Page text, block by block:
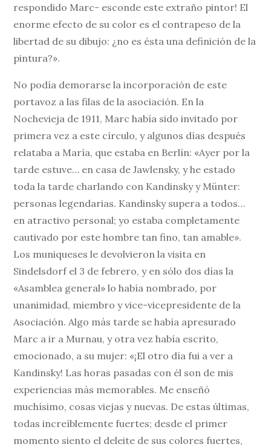
respondido Marc- esconde este extraño pintor! El
enorme efecto de su color es el contrapeso de la
libertad de su dibujo: ¿no es ésta una definición de la
pintura?».
No podía demorarse la incorporación de este
portavoz a las filas de la asociación. En la
Nochevieja de 1911, Marc había sido invitado por
primera vez a este círculo, y algunos días después
relataba a María, que estaba en Berlín: «Ayer por la
tarde estuve… en casa de Jawlensky, y he estado
toda la tarde charlando con Kandinsky y Münter:
personas legendarias. Kandinsky supera a todos…
en atractivo personal; yo estaba completamente
cautivado por este hombre tan fino, tan amable».
Los muniqueses le devolvieron la visita en
Sindelsdorf el 3 de febrero, y en sólo dos días la
«Asamblea general» lo había nombrado, por
unanimidad, miembro y vice-vicepresidente de la
Asociación. Algo más tarde se había apresurado
Marc a ir a Murnau, y otra vez había escrito,
emocionado, a su mujer: «¡El otro día fui a ver a
Kandinsky! Las horas pasadas con él son de mis
experiencias más memorables. Me enseñó
muchísimo, cosas viejas y nuevas. De estas últimas,
todas increíblemente fuertes; desde el primer
momento siento el deleite de sus colores fuertes,